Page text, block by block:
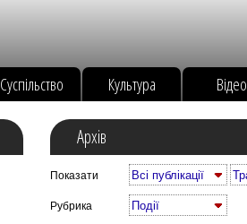
Суспільство Культура Відео
Архів
Показати
Рубрика